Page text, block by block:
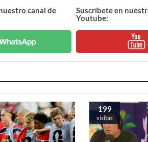
canal de
Suscríbete en
Youtube:
199
visitas